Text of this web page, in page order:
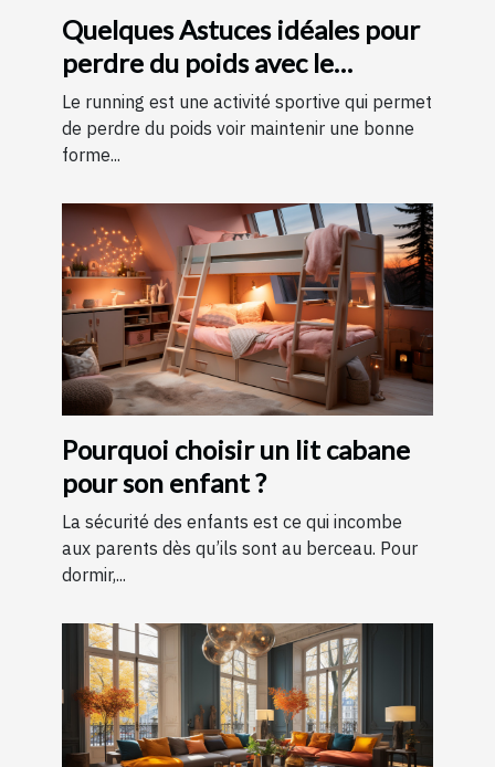
Quelques Astuces idéales pour
perdre du poids avec le
running ?
Le running est une activité sportive qui permet
de perdre du poids voir maintenir une bonne
forme...
Pourquoi choisir un lit cabane
pour son enfant ?
La sécurité des enfants est ce qui incombe
aux parents dès qu’ils sont au berceau. Pour
dormir,...